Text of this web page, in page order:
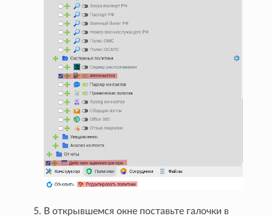
В открывшемся окне поставьте галочки в